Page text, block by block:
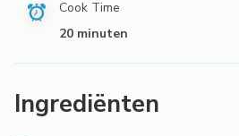
Cook Time
20 minuten
Ingrediënten